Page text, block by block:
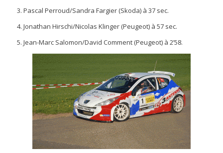
3. Pascal Perroud/Sandra Fargier (Skoda) à 37 sec.
4. Jonathan Hirschi/Nicolas Klinger (Peugeot) à 57 sec.
5. Jean-Marc Salomon/David Comment (Peugeot) à 2’58.